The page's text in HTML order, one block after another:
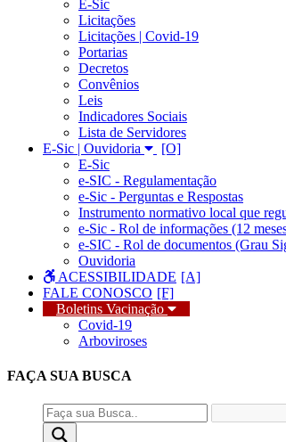
E-Sic
Licitações
Licitações | Covid-19
Portarias
Decretos
Convênios
Leis
Indicadores Sociais
Lista de Servidores
E-Sic | Ouvidoria
E-Sic
e-SIC - Regulamentação
e-Sic - Perguntas e Respostas
Instrumento normativo local que
e-Sic - Rol de informações (12
e-SIC - Rol de documentos (Grau
Ouvidoria
ACESSIBILIDADE
FALE CONOSCO
Boletins Vacinação
Covid-19
Arboviroses
FAÇA SUA BUSCA